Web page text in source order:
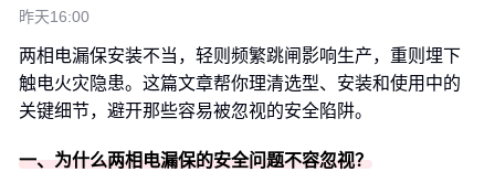
昨天16:00
两相电漏保安装不当，轻则频繁跳闸影响生产，重则埋下
触电火灾隐患。这篇文章帮你理清选型、安装和使用中的
关键细节，避开那些容易被忽视的安全陷阱。
一、为什么两相电漏保的安全问题不容忽视？